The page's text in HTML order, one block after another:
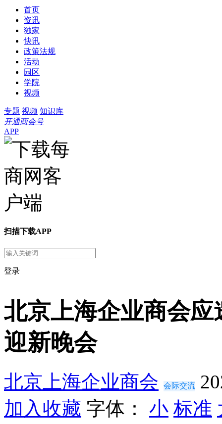
首页
资讯
独家
快讯
政策法规
活动
园区
学院
视频
专题 视频 知识库
开通商会号
APP
扫描下载APP
登录
北京上海企业商会
迎新晚会
北京上海企业商会 会际交流
加入收藏 字体： 小 标准